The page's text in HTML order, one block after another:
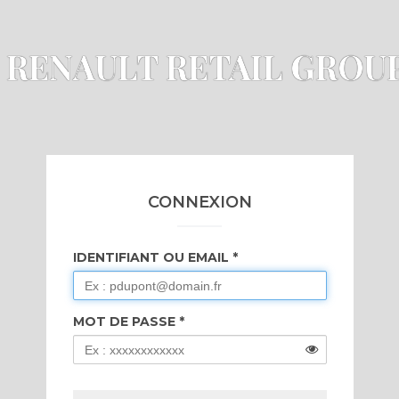
RETAIL
CONNEXION
IDENTIFIANT OU EMAIL
MOT DE PASSE